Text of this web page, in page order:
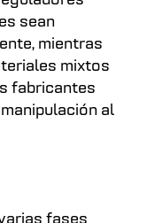
sean
mientras
mixtos
fabricantes
al